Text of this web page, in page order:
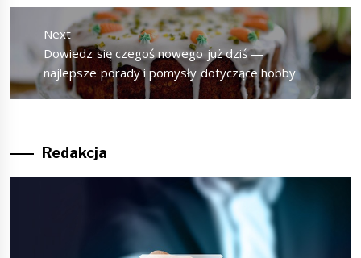
Next
Next
post:
Dowiedz się czegoś nowego już dziś —
najlepsze porady i pomysły dotyczące hobby
Redakcja